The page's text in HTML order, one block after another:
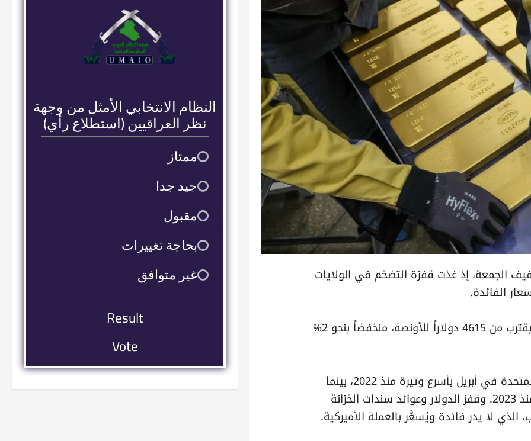
الجمعة، إذ غذت قفزة التضخم في الولايات
الفائدة.
ونزل المعدن النفيس بما يصل إلى 0.8% ليقترب من 4615 دولاراً للأونصة، منخفضاً بنحو 2%
وارتفع تضخم أسعار الجملة في الولايات المتحدة في أبريل بأسرع وتيرة منذ 2022، بينما
صعد مؤشر أسعار المستهلكين بأكبر قدر منذ 2023. وقفز الدولار وعوائد سندات الخزانة
النظام الانتخابي الأمثل من وجهة
نظر العراقيين (استطلاع رأي)
ممتاز
9
جيد جدا
2
مقبول
2
بحاجة تغييرات
16
غير متوافق
38